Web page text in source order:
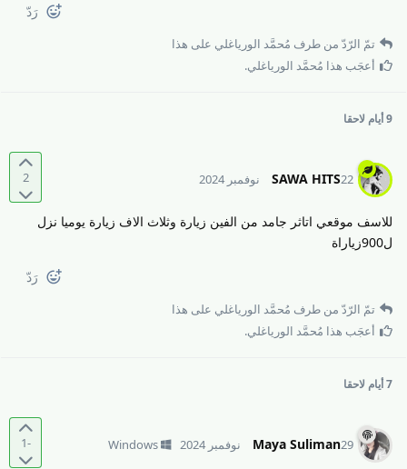
رَدّ
تمّ الرّدّ من طرف مُحمَّد الورياغلي على هذا
أعجَب هذا مُحمَّد الورياغلي.
9 أيام لاحقا
2 SAWA HITS22 نوفمبر 2024
للاسف موقعي اتاثر جامد من الفين زيارة وثلاث الاف زيارة يوميا نزل
ل900زياراة
رَدّ
تمّ الرّدّ من طرف مُحمَّد الورياغلي على هذا
أعجَب هذا مُحمَّد الورياغلي.
7 أيام لاحقا
-1 Maya Suliman29 نوفمبر 2024 Windows